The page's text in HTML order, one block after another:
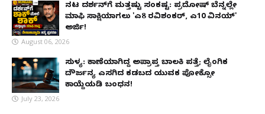
ನಟ ದರ್ಶನ್‌ಗೆ ಮತ್ತಷ್ಟು ಸಂಕಷ್ಟ: ಪ್ರದೋಷ್ ಬೆನ್ನಲ್ಲೇ
ಮಾಫಿ ಸಾಕ್ಷಿಯಾಗಲು 'ಎ8 ರವಿಶಂಕರ್, ಎ10 ವಿನಯ್'
ಅರ್ಜಿ!
August 06, 2026
ಸುಳ್ಯ: ಕಾಣೆಯಾಗಿದ್ದ ಅಪ್ರಾಪ್ತ ಬಾಲಕಿ ಪತ್ತೆ; ಲೈಂಗಿಕ
ದೌರ್ಜನ್ಯ ಎಸಗಿದ ಕಡಬದ ಯುವಕ ಪೋಕ್ಸೋ
ಕಾಯ್ದೆಯಡಿ ಬಂಧನ!
July 23, 2026